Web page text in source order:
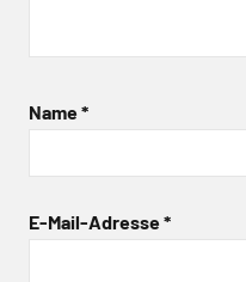
Name*
E-Mail-Adresse*